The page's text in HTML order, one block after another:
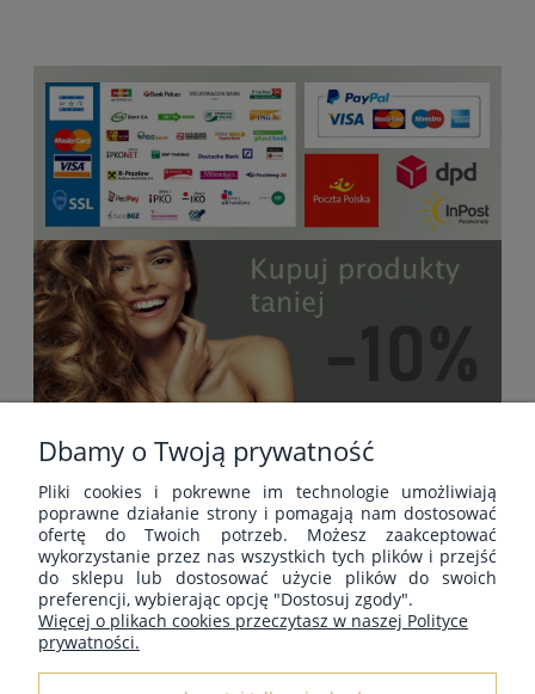
POMOC
MOJE KONTO
PŁATNOŚCI I DOSTAWA
Dbamy o Twoją prywatność
Pliki cookies i pokrewne im technologie umożliwiają
poprawne działanie strony i pomagają nam dostosować
ofertę do Twoich potrzeb. Możesz zaakceptować
wykorzystanie przez nas wszystkich tych plików i przejść
do sklepu lub dostosować użycie plików do swoich
preferencji, wybierając opcję "Dostosuj zgody".
Więcej o plikach cookies przeczytasz w naszej Polityce
prywatności.